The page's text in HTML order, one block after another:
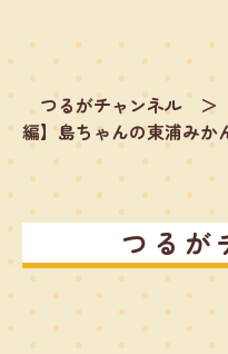
つるがチャンネル ＞
編】島ちゃんの東浦みか
つるが